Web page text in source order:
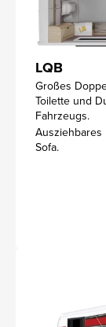
LQB
Großes
Toilette und
Fahrzeugs.
Sofa.